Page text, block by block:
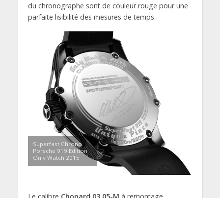
du chronographe sont de couleur rouge pour une
parfaite lisibilité des mesures de temps.
Superfast Chrono
Porsche 919 Edition
Only Watch 2015